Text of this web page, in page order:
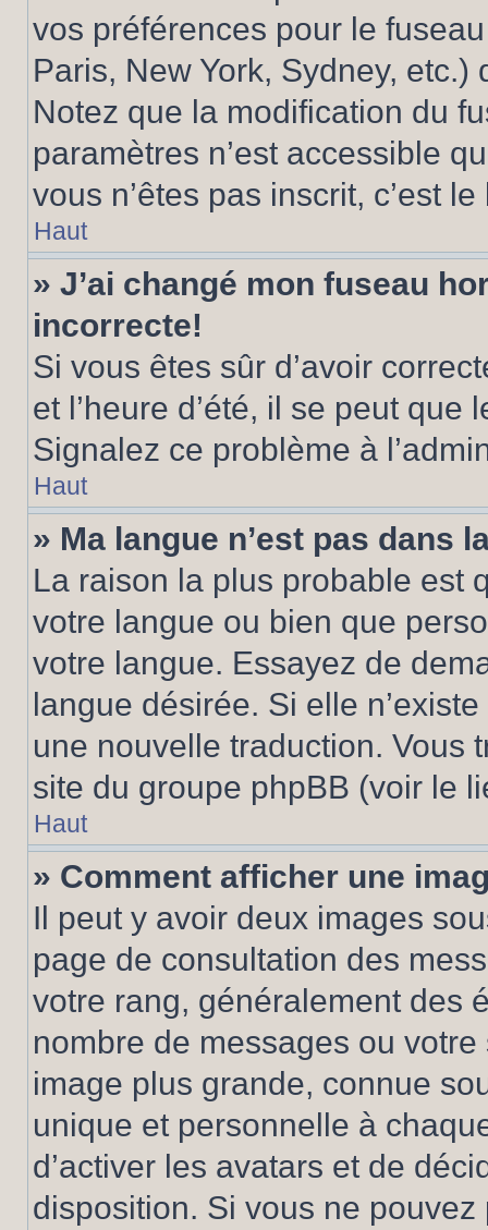
vos préférences pour le
Paris, New York, Sydney, etc.)
Notez que la modification du
paramètres n’est accessible
vous n’êtes pas inscrit, c’est
Haut
» J’ai changé mon fuseau
incorrecte!
Si vous êtes sûr d’avoir
et l’heure d’été, il se peut que
Signalez ce problème à
Haut
» Ma langue n’est pas dans
La raison la plus probable est
votre langue ou bien que
votre langue. Essayez de
langue désirée. Si elle
une nouvelle traduction. Vous
site du groupe phpBB (voir le
Haut
» Comment afficher une
Il peut y avoir deux images
page de consultation des
votre rang, généralement des
nombre de messages ou
image plus grande, connue
unique et personnelle à
d’activer les avatars et de
disposition. Si vous ne pouvez